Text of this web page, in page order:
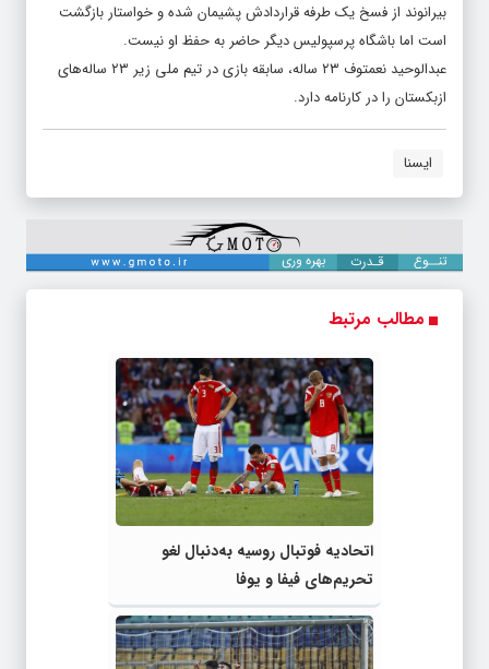
بیرانوند از فسخ یک طرفه قراردادش پشیمان شده و خواستار بازگشت
است اما باشگاه پرسپولیس دیگر حاضر به حفظ او نیست.
عبدالوحید نعمتوف ۲۳ ساله، سابقه بازی در تیم ملی زیر ۲۳ ساله‌های
ازبکستان را در کارنامه دارد.
ایسنا
مطالب مرتبط
اتحادیه فوتبال روسیه به‌دنبال لغو
تحریم‌های فیفا و یوفا